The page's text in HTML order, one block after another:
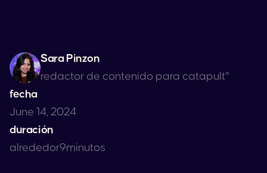
Sara Pinzon
redactor de contenido para catapult°
fecha
June 14, 2024
duración
alrededor9minutos